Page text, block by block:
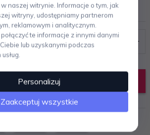
DODAJ DO KOSZYKA
naszej witrynie. Informacje o tym, jak
witryny, udostępniamy partnerom
reklamowym i analitycznym.
te informacje z innymi danymi
lub uzyskanymi podczas
Personalizuj
Zaakceptuj wszystkie